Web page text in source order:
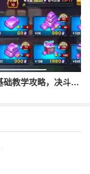
决斗之城基础教学攻略，决斗之城教学攻略2111